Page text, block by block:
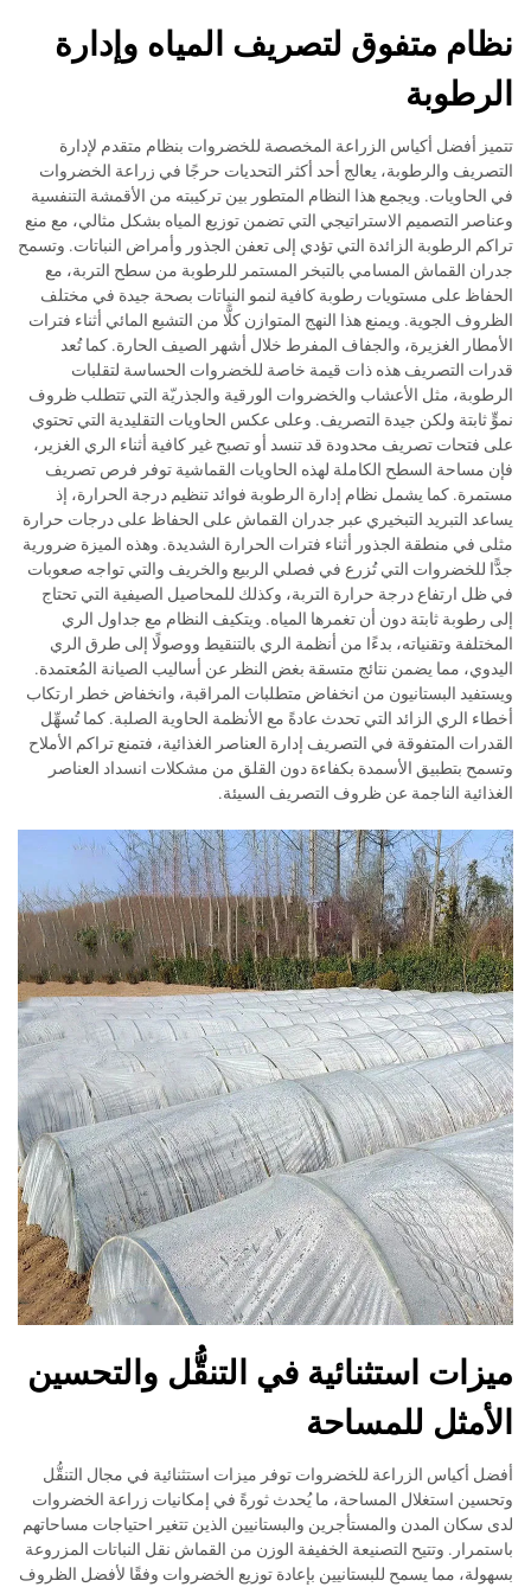
نظام متفوق لتصريف المياه وإدارة
الرطوبة
تتميز أفضل أكياس الزراعة المخصصة للخضروات بنظام متقدم لإدارة
التصريف والرطوبة، يعالج أحد أكثر التحديات حرجًا في زراعة الخضروات
في الحاويات. ويجمع هذا النظام المتطور بين تركيبته من الأقمشة التنفسية
وعناصر التصميم الاستراتيجي التي تضمن توزيع المياه بشكل مثالي، مع منع
تراكم الرطوبة الزائدة التي تؤدي إلى تعفن الجذور وأمراض النباتات. وتسمح
جدران القماش المسامي بالتبخر المستمر للرطوبة من سطح التربة، مع
الحفاظ على مستويات رطوبة كافية لنمو النباتات بصحة جيدة في مختلف
الظروف الجوية. ويمنع هذا النهج المتوازن كلًّا من التشبع المائي أثناء فترات
الأمطار الغزيرة، والجفاف المفرط خلال أشهر الصيف الحارة. كما تُعد
قدرات التصريف هذه ذات قيمة خاصة للخضروات الحساسة لتقلبات
الرطوبة، مثل الأعشاب والخضروات الورقية والجذريّة التي تتطلب ظروف
نموٍّ ثابتة ولكن جيدة التصريف. وعلى عكس الحاويات التقليدية التي تحتوي
على فتحات تصريف محدودة قد تنسد أو تصبح غير كافية أثناء الري الغزير،
فإن مساحة السطح الكاملة لهذه الحاويات القماشية توفر فرص تصريف
مستمرة. كما يشمل نظام إدارة الرطوبة فوائد تنظيم درجة الحرارة، إذ
يساعد التبريد التبخيري عبر جدران القماش على الحفاظ على درجات حرارة
مثلى في منطقة الجذور أثناء فترات الحرارة الشديدة. وهذه الميزة ضرورية
جدًّا للخضروات التي تُزرع في فصلي الربيع والخريف والتي تواجه صعوبات
في ظل ارتفاع درجة حرارة التربة، وكذلك للمحاصيل الصيفية التي تحتاج
إلى رطوبة ثابتة دون أن تغمرها المياه. ويتكيف النظام مع جداول الري
المختلفة وتقنياته، بدءًا من أنظمة الري بالتنقيط ووصولًا إلى طرق الري
اليدوي، مما يضمن نتائج متسقة بغض النظر عن أساليب الصيانة المُعتمدة.
ويستفيد البستانيون من انخفاض متطلبات المراقبة، وانخفاض خطر ارتكاب
أخطاء الري الزائد التي تحدث عادةً مع الأنظمة الحاوية الصلبة. كما تُسهِّل
القدرات المتفوقة في التصريف إدارة العناصر الغذائية، فتمنع تراكم الأملاح
وتسمح بتطبيق الأسمدة بكفاءة دون القلق من مشكلات انسداد العناصر
الغذائية الناجمة عن ظروف التصريف السيئة.
ميزات استثنائية في التنقُّل والتحسين
الأمثل للمساحة
أفضل أكياس الزراعة للخضروات توفر ميزات استثنائية في مجال التنقُّل
وتحسين استغلال المساحة، ما يُحدث ثورةً في إمكانيات زراعة الخضروات
لدى سكان المدن والمستأجرين والبستانيين الذين تتغير احتياجات مساحاتهم
باستمرار. وتتيح التصنيعة الخفيفة الوزن من القماش نقل النباتات المزروعة
بسهولة، مما يسمح للبستانيين بإعادة توزيع الخضروات وفقًا لأفضل الظروف